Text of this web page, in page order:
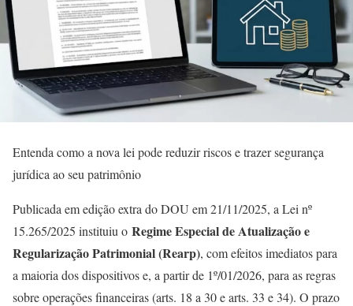
Entenda como a nova lei pode reduzir riscos e trazer segurança
jurídica ao seu patrimônio
Publicada em edição extra do DOU em 21/11/2025, a Lei nº
15.265/2025 instituiu o Regime Especial de Atualização e
Regularização Patrimonial (Rearp), com efeitos imediatos para
a maioria dos dispositivos e, a partir de 1º/01/2026, para as regras
sobre operações financeiras (arts. 18 a 30 e arts. 33 e 34). O prazo